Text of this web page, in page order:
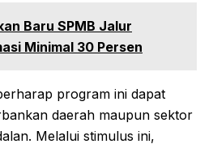
Baru SPMB Jalur
Minimal 30 Persen
program ini dapat
daerah maupun sektor
Melalui stimulus ini,